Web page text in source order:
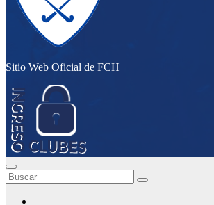
Sitio Web Oficial de FCH